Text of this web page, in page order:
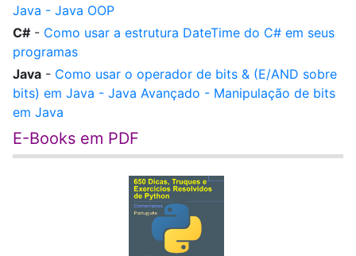
Java - Java OOP
C# - Como usar a estrutura DateTime do C# em seus
programas
Java - Como usar o operador de bits & (E/AND sobre
bits) em Java - Java Avançado - Manipulação de bits
em Java
E-Books em PDF